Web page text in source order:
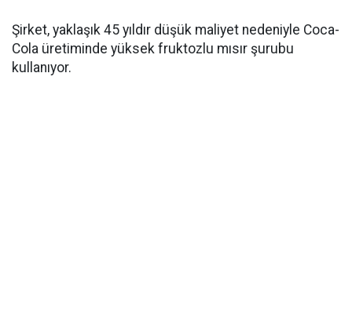
Şirket, yaklaşık 45 yıldır düşük maliyet nedeniyle Coca-
Cola üretiminde yüksek fruktozlu mısır şurubu
kullanıyor.